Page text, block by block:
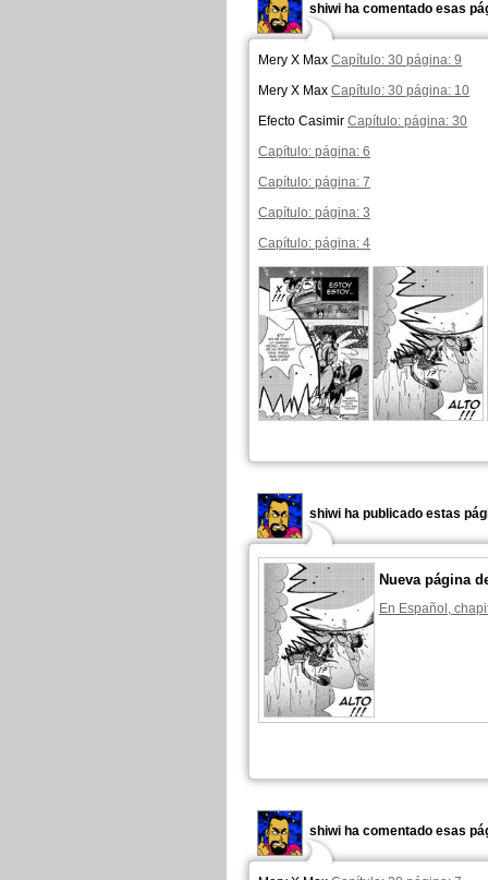
shiwi ha comentado esas
Mery X Max Capítulo: 30 página: 9
Mery X Max Capítulo: 30 página: 10
Efecto Casimir Capítulo: página: 30
Capítulo: página: 6
Capítulo: página: 7
Capítulo: página: 3
Capítulo: página: 4
shiwi ha publicado estas
Nueva página
En Español,
shiwi ha comentado esas